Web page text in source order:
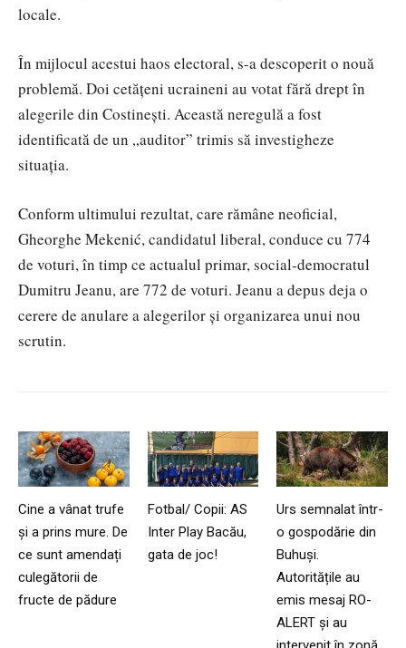
locale.
În mijlocul acestui haos electoral, s-a descoperit o nouă
problemă. Doi cetățeni ucraineni au votat fără drept în
alegerile din Costinești. Această neregulă a fost
identificată de un „auditor” trimis să investigheze
situația.
Conform ultimului rezultat, care rămâne neoficial,
Gheorghe Mekenić, candidatul liberal, conduce cu 774
de voturi, în timp ce actualul primar, social-democratul
Dumitru Jeanu, are 772 de voturi. Jeanu a depus deja o
cerere de anulare a alegerilor și organizarea unui nou
scrutin.
Cine a vânat trufe
și a prins mure. De
ce sunt amendați
culegătorii de
fructe de pădure
Fotbal/ Copii: AS
Inter Play Bacău,
gata de joc!
Urs semnalat într-
o gospodărie din
Buhuși.
Autoritățile au
emis mesaj RO-
ALERT și au